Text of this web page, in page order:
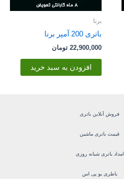
برنا
باتری 200 آمپر برنا
22,900,000 تومان
افزودن به سبد خرید
فروش آنلاین باتری
قیمت باتری ماشین
امداد باتری شبانه روزی
باطری یو پی اس